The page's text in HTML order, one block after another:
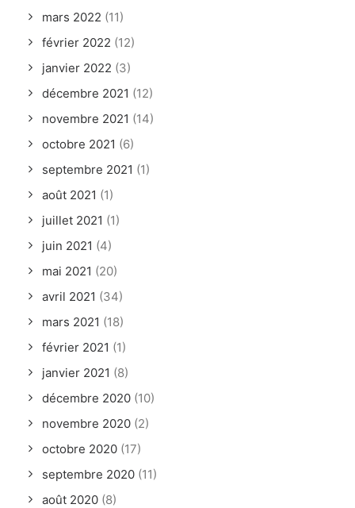
mars 2022 (11)
février 2022 (12)
janvier 2022 (3)
décembre 2021 (12)
novembre 2021 (14)
octobre 2021 (6)
septembre 2021 (1)
août 2021 (1)
juillet 2021 (1)
juin 2021 (4)
mai 2021 (20)
avril 2021 (34)
mars 2021 (18)
février 2021 (1)
janvier 2021 (8)
décembre 2020 (10)
novembre 2020 (2)
octobre 2020 (17)
septembre 2020 (11)
août 2020 (8)